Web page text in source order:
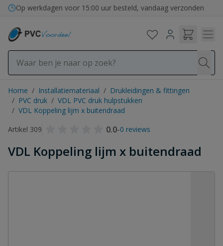
Ga naar de inhoud
Op werkdagen voor 15:00 uur besteld, vandaag verzonden
Home / Installatiemateriaal / Drukleidingen & fittingen
/ PVC druk / VDL PVC druk hulpstukken
/ VDL Koppeling lijm x buitendraad
Artikel 309
0.0-0 reviews
VDL Koppeling lijm x buitendraad